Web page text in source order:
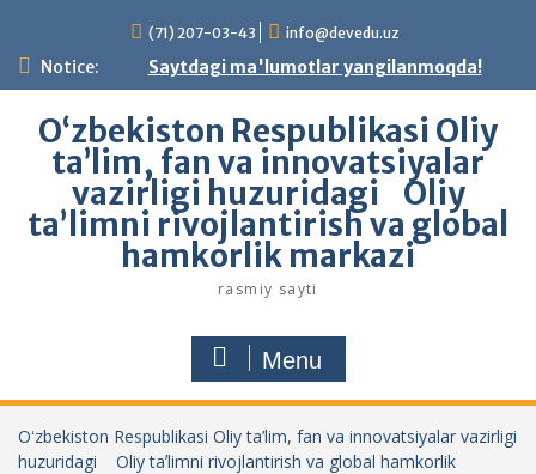
content
(71) 207-03-43 info@devedu.uz
Notice: Saytdagi ma'lumotlar yangilanmoqda!
Oʻzbekiston Respublikasi Oliy
ta’lim, fan va innovatsiyalar
vazirligi huzuridagi Oliy
taʼlimni rivojlantirish va global
hamkorlik markazi
rasmiy sayti
Menu
Oʻzbekiston Respublikasi Oliy ta’lim, fan va innovatsiyalar vazirligi
huzuridagi Oliy taʼlimni rivojlantirish va global hamkorlik